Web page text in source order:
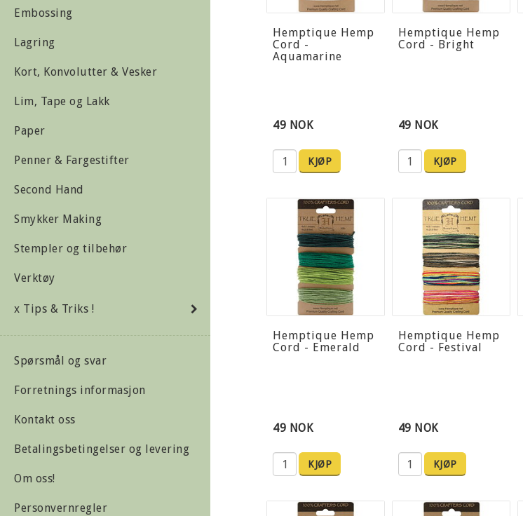
Embossing
Lagring
Kort, Konvolutter & Vesker
Lim, Tape og Lakk
Paper
Penner & Fargestifter
Second Hand
Smykker Making
Stempler og tilbehør
Verktøy
x Tips & Triks !
Spørsmål og svar
Forretnings informasjon
Kontakt oss
Betalingsbetingelser og levering
Om oss!
Personvernregler
Hemptique Hemp
Cord -
Aquamarine
49 NOK
KJØP
Hemptique Hemp
Cord - Bright
49 NOK
KJØP
Hemptique Hemp
Cord - Emerald
49 NOK
KJØP
Hemptique Hemp
Cord - Festival
49 NOK
KJØP